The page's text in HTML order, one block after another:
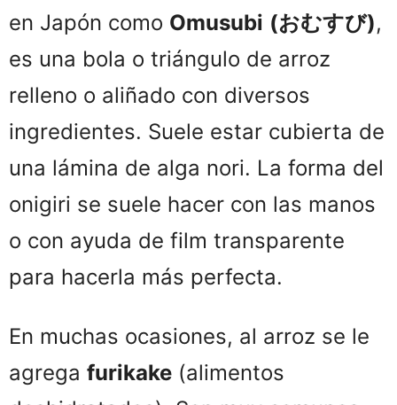
en Japón como Omusubi (おむすび),
es una bola o triángulo de arroz
relleno o aliñado con diversos
ingredientes. Suele estar cubierta de
una lámina de alga nori. La forma del
onigiri se suele hacer con las manos
o con ayuda de film transparente
para hacerla más perfecta.
En muchas ocasiones, al arroz se le
agrega furikake (alimentos